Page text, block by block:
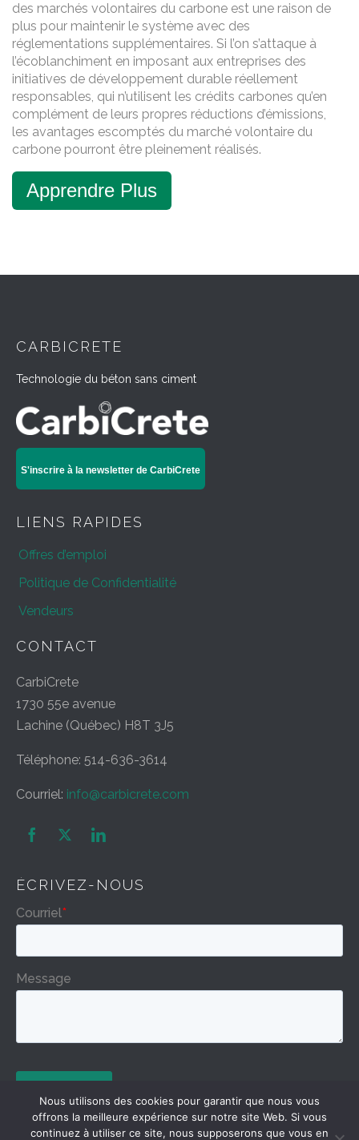
des marchés volontaires du carbone est une raison de
plus pour maintenir le système avec des
réglementations supplémentaires. Si l’on s’attaque à
l’écoblanchiment en imposant aux entreprises des
initiatives de développement durable réellement
responsables, qui n’utilisent les crédits carbones qu’en
complément de leurs propres réductions d’émissions,
les avantages escomptés du marché volontaire du
carbone pourront être pleinement réalisés.
Apprendre Plus
CARBICRETE
Technologie du béton sans ciment
S'inscrire à la newsletter de CarbiCrete
LIENS RAPIDES
Offres d’emploi
Politique de Confidentialité
Vendeurs
CONTACT
CarbiCrete
1730 55e avenue
Lachine (Québec) H8T 3J5
Téléphone: 514-636-3614
Courriel: info@carbicrete.com
 
ÉCRIVEZ-NOUS
Nous utilisons des cookies pour garantir que nous vous
offrons la meilleure expérience sur notre site Web. Si vous
continuez à utiliser ce site, nous supposerons que vous en